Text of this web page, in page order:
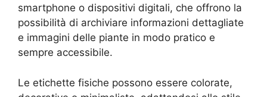
smartphone o dispositivi digitali, che offrono la
possibilità di archiviare informazioni dettagliate
e immagini delle piante in modo pratico e
sempre accessibile.
Le etichette fisiche possono essere colorate,